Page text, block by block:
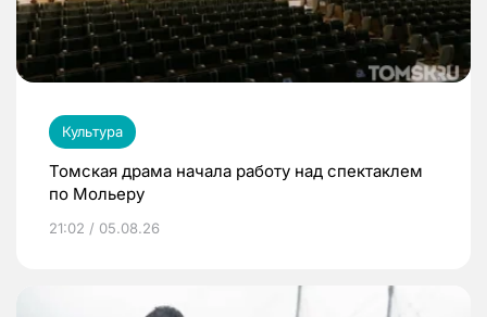
Культура
Томская драма начала работу над спектаклем
по Мольеру
21:02 / 05.08.26